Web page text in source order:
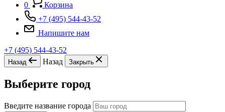
0
Корзина
+7 (495) 544-43-52
Напишите нам
+7 (495) 544-43-52
Назад Назад Закрыть
Выберите город
Введите название города